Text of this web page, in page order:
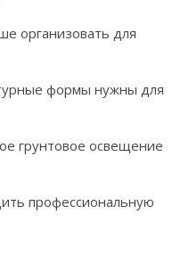
организовать для
формы нужны для
грунтовое освещение
профессиональную